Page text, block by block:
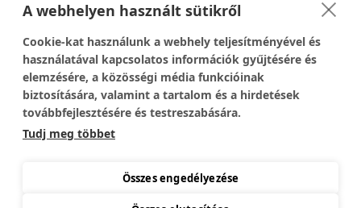
Közösségi Média
1337-es menedék – Youtube
Easy Arduno Channel – Youtube
Magyar Arduino Csoport – Facebook
Magyar Arduino Labor – Facebook
Magyar Arduino Labor – Youtube
A webhelyen használt sütikről
Cookie-kat használunk a webhely teljesítményével és
használatával kapcsolatos információk gyűjtésére és
elemzésére, a közösségi média funkcióinak
biztosítására, valamint a tartalom és a hirdetések
továbbfejlesztésére és testreszabására.
Tudj meg többet
Összes engedélyezése